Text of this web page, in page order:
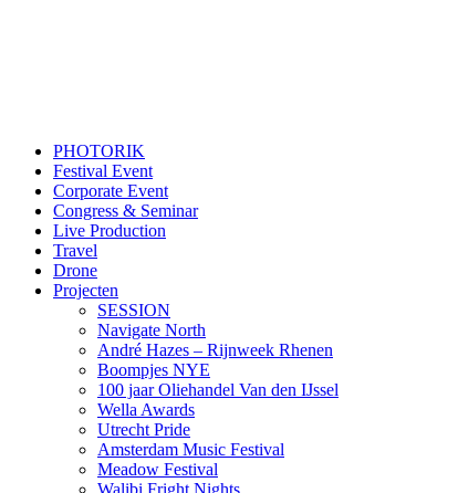
PHOTORIK
Festival Event
Corporate Event
Congress & Seminar
Live Production
Travel
Drone
Projecten
SESSION
Navigate North
André Hazes – Rijnweek Rhenen
Boompjes NYE
100 jaar Oliehandel Van den IJssel
Wella Awards
Utrecht Pride
Amsterdam Music Festival
Meadow Festival
Walibi Fright Nights